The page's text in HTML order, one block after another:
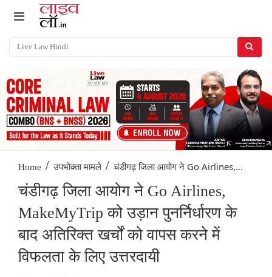
Home / उपभोक्ता मामले / चंडीगढ़ जिला आयोग ने Go Airlines,...
चंडीगढ़ जिला आयोग ने Go Airlines,
MakeMyTrip को उड़ान पुनर्निर्धारण के
बाद अतिरिक्त खर्चों को वापस करने में
विफलता के लिए उत्तरदायी